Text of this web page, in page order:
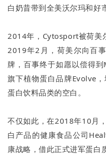
白奶昔带到全美沃尔玛和好
2014年，Cytosport被荷美
2019年2月，荷美尔向百
牌，百事终于如愿以偿得
旗下植物蛋白品牌Evolve
蛋白饮料品类的空白。
不仅如此，在2018年10月
白产品的健康食品公司
康战略，借此正式进军蛋白